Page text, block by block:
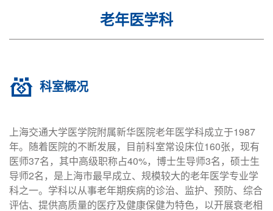
老年医学科
科室概况
上海交通大学医学院附属新华医院老年医学科成立于1987
年。随着医院的不断发展，目前科室常设床位160张，现有
医师37名，其中高级职称占40%，博士生导师3名，硕士生
导师2名，是上海市最早成立、规模较大的老年医学专业学
科之一。学科以从事老年期疾病的诊治、监护、预防、综合
评估、提供高质量的医疗及健康保健为特色，以开展衰老相